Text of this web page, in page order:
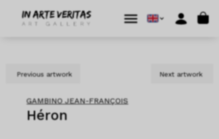
Cart
Previous artwork Next artwork
GAMBINO JEAN-FRANÇOIS
Héron